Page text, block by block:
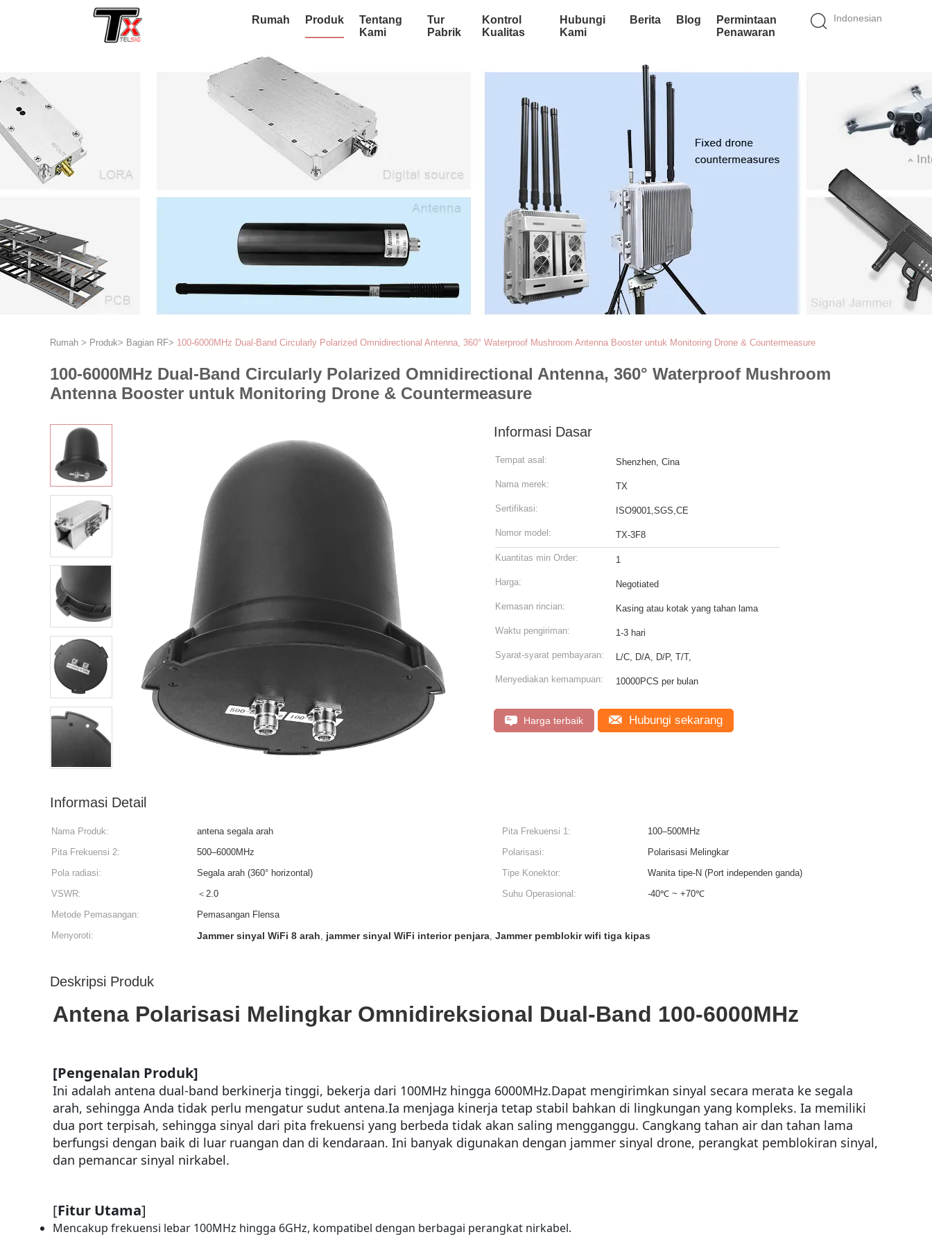
Indonesian
Rumah Produk
Tentang
Kami
Tur
Pabrik
Kontrol
Kualitas
Hubungi
Kami
Berita Blog
Permintaan
Penawaran
Rumah > Produk> Bagian RF> 100-6000MHz Dual-Band Circularly Polarized Omnidirectional Antenna, 360° Waterproof Mushroom Antenna Booster untuk Monitoring Drone & Countermeasure
100-6000MHz Dual-Band Circularly Polarized Omnidirectional Antenna, 360° Waterproof Mushroom
Antenna Booster untuk Monitoring Drone & Countermeasure
Informasi Dasar
Tempat asal: Shenzhen, Cina
Nama merek: TX
Sertifikasi: ISO9001,SGS,CE
Nomor model: TX-3F8
Kuantitas min Order: 1
Harga: Negotiated
Kemasan rincian: Kasing atau kotak yang tahan lama
Waktu pengiriman: 1-3 hari
Syarat-syarat pembayaran: L/C, D/A, D/P, T/T,
Menyediakan kemampuan: 10000PCS per bulan
Harga terbaik Hubungi sekarang
Informasi Detail
Nama Produk: antena segala arah Pita Frekuensi 1:
100–500MHz
Pita Frekuensi 2:
500–6000MHz Polarisasi:
Polarisasi Melingkar
Pola radiasi:
Segala arah (360° horizontal) Tipe Konektor:
Wanita tipe-N (Port independen ganda)
VSWR:
＜2.0 Suhu Operasional:
-40℃ ~ +70℃
Metode Pemasangan:
Pemasangan Flensa
Menyoroti:
Jammer sinyal WiFi 8 arah, jammer sinyal WiFi interior penjara, Jammer pemblokir wifi tiga kipas
Deskripsi Produk
Antena Polarisasi Melingkar Omnidireksional Dual-Band 100-6000MHz
[Pengenalan Produk]
Ini adalah antena dual-band berkinerja tinggi, bekerja dari 100MHz hingga 6000MHz.Dapat mengirimkan sinyal secara merata ke segala
arah, sehingga Anda tidak perlu mengatur sudut antena.Ia menjaga kinerja tetap stabil bahkan di lingkungan yang kompleks. Ia memiliki
dua port terpisah, sehingga sinyal dari pita frekuensi yang berbeda tidak akan saling mengganggu. Cangkang tahan air dan tahan lama
berfungsi dengan baik di luar ruangan dan di kendaraan. Ini banyak digunakan dengan jammer sinyal drone, perangkat pemblokiran sinyal,
dan pemancar sinyal nirkabel.
[Fitur Utama]
Mencakup frekuensi lebar 100MHz hingga 6GHz, kompatibel dengan berbagai perangkat nirkabel.